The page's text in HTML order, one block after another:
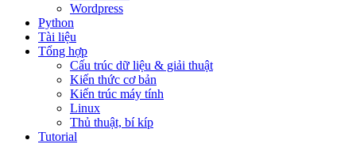
Wordpress
Python
Tài liệu
Tổng hợp
Cấu trúc dữ liệu & giải thuật
Kiến thức cơ bản
Kiến trúc máy tính
Linux
Thủ thuật, bí kíp
Tutorial